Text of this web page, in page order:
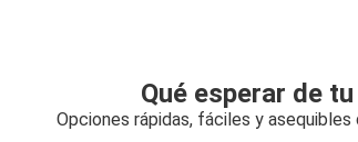
Qué esperar de
Opciones rápidas, fáciles y